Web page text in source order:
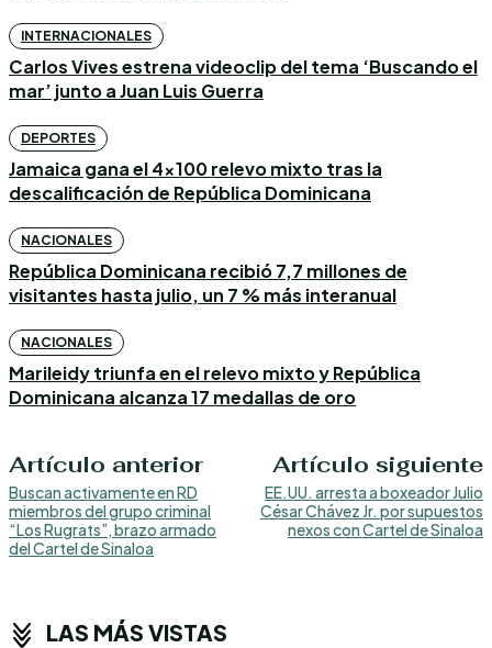
INTERNACIONALES
Carlos Vives estrena videoclip del tema ‘Buscando el
mar’ junto a Juan Luis Guerra
DEPORTES
Jamaica gana el 4×100 relevo mixto tras la
descalificación de República Dominicana
NACIONALES
República Dominicana recibió 7,7 millones de
visitantes hasta julio, un 7 % más interanual
NACIONALES
Marileidy triunfa en el relevo mixto y República
Dominicana alcanza 17 medallas de oro
Artículo anterior
Buscan activamente en RD
miembros del grupo criminal
“Los Rugrats”, brazo armado
del Cartel de Sinaloa
Artículo siguiente
EE.UU. arresta a boxeador Julio
César Chávez Jr. por supuestos
nexos con Cartel de Sinaloa
LAS MÁS VISTAS